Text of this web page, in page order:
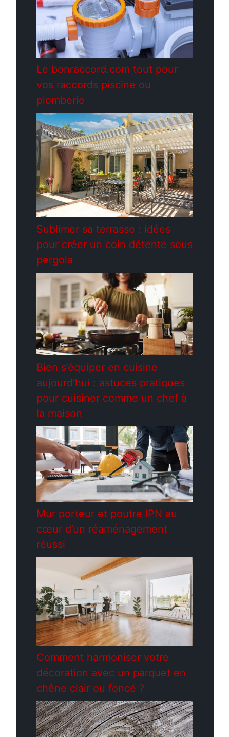
Le bonraccord.com tout pour
vos raccords piscine ou
plomberie
Sublimer sa terrasse : idées
pour créer un coin détente sous
pergola
Bien s’équiper en cuisine
aujourd’hui : astuces pratiques
pour cuisiner comme un chef à
la maison
Mur porteur et poutre IPN au
cœur d’un réaménagement
réussi
Comment harmoniser votre
décoration avec un parquet en
chêne clair ou foncé ?